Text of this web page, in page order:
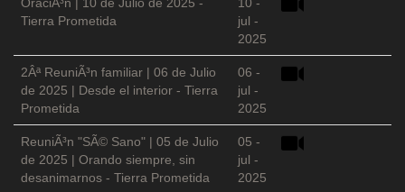
Tierra Prometida
jul -
2025
2Âª ReuniÃ³n familiar | 06 de Julio
de 2025 | Desde el interior - Tierra
Prometida
06 -
jul -
2025
ReuniÃ³n "SÃ© Sano" | 05 de Julio
de 2025 | Orando siempre, sin
desanimarnos - Tierra Prometida
05 -
jul -
2025